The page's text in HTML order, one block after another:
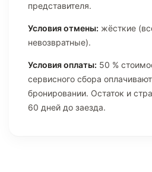
представителя.
Условия отмены: жёсткие
невозвратные).
Условия оплаты: 50 %
сервисного сбора
бронировании. Остаток и
60 дней до заезда.